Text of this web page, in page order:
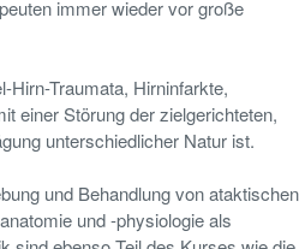
immer wieder vor große
Hirn-Traumata, Hirninfarkte,
einer Störung der zielgerichteten,
unterschiedlicher Natur ist.
und Behandlung von ataktischen
und -physiologie als